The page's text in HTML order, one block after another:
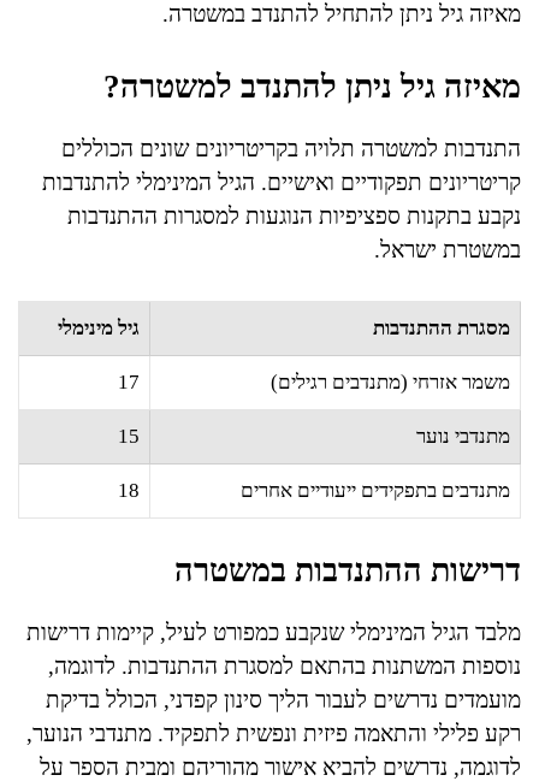
מאיזה גיל ניתן להתחיל להתנדב במשטרה.
מאיזה גיל ניתן להתנדב למשטרה?
התנדבות למשטרה תלויה בקריטריונים שונים הכוללים
קריטריונים תפקודיים ואישיים. הגיל המינימלי להתנדבות
נקבע בתקנות ספציפיות הנוגעות למסגרות ההתנדבות
במשטרת ישראל.
מסגרת ההתנדבות גיל מינימלי
משמר אזרחי (מתנדבים רגילים) 17
מתנדבי נוער 15
מתנדבים בתפקידים ייעודיים אחרים 18
דרישות ההתנדבות במשטרה
מלבד הגיל המינימלי שנקבע כמפורט לעיל, קיימות דרישות
נוספות המשתנות בהתאם למסגרת ההתנדבות. לדוגמה,
מועמדים נדרשים לעבור הליך סינון קפדני, הכולל בדיקת
רקע פלילי והתאמה פיזית ונפשית לתפקיד. מתנדבי הנוער,
לדוגמה, נדרשים להביא אישור מהוריהם ומבית הספר על